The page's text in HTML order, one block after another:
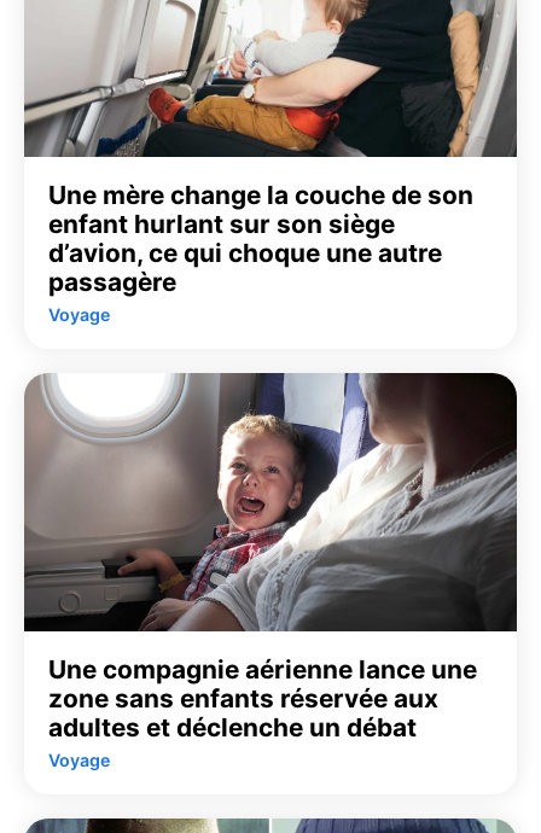
Une mère change la couche de son
enfant hurlant sur son siège
d’avion, ce qui choque une autre
passagère
Voyage
Une compagnie aérienne lance une
zone sans enfants réservée aux
adultes et déclenche un débat
Voyage